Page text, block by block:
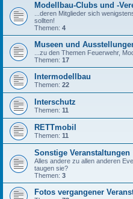
Modellbau-Clubs und -
...deren Mitglieder sich
sollten!
Themen: 4
Museen und
...zu den Themen Feuerwehr,
Themen: 17
Intermodellbau
Themen: 22
Interschutz
Themen: 11
RETTmobil
Themen: 11
Sonstige Veranstaltungen
Alles andere zu allen anderen
taugen sie?
Themen: 3
Fotos vergangener